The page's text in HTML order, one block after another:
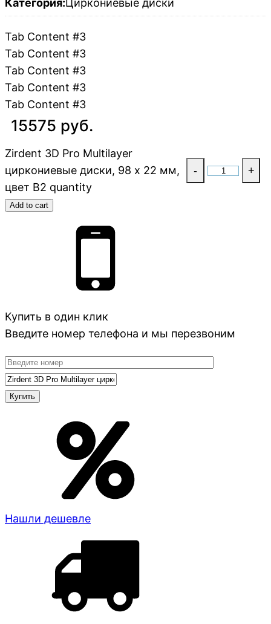
Категория:Циркониевые диски
Tab Content #3
Tab Content #3
Tab Content #3
Tab Content #3
Tab Content #3
15575 руб.
Zirdent 3D Pro Multilayer
циркониевые диски, 98 х 22 мм,
цвет B2 quantity
- +
Add to cart
Купить в один клик
Введите номер телефона и мы перезвоним
Нашли дешевле